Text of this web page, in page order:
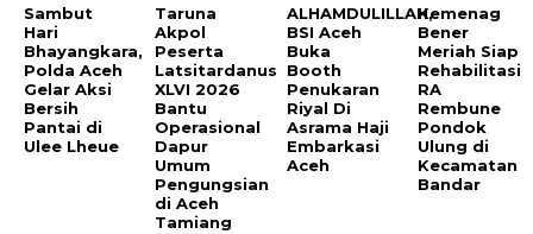
Sambut
Hari
Bhayangkara,
Polda Aceh
Gelar Aksi
Bersih
Pantai di
Ulee Lheue
Taruna
Akpol
Peserta
Latsitardanus
XLVI 2026
Bantu
Operasional
Dapur
Umum
Pengungsian
di Aceh
Tamiang
ALHAMDULILLAH,
BSI Aceh
Buka
Booth
Penukaran
Riyal Di
Asrama Haji
Embarkasi
Aceh
Kemenag
Bener
Meriah Siap
Rehabilitasi
RA
Rembune
Pondok
Ulung di
Kecamatan
Bandar